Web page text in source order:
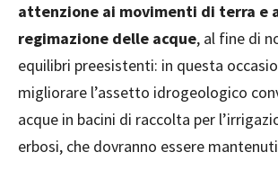
attenzione ai movimenti di terra e
regimazione delle acque, al fine di
equilibri preesistenti: in questa
migliorare l’assetto idrogeologico
acque in bacini di raccolta per
erbosi, che dovranno essere